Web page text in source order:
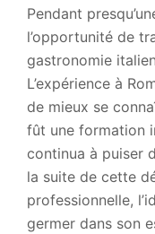
Pendant
l’opportunité de
gastronomie
L’expérience à
de mieux se
fût une formation
continua à puiser
la suite de cette
professionnelle,
germer dans son